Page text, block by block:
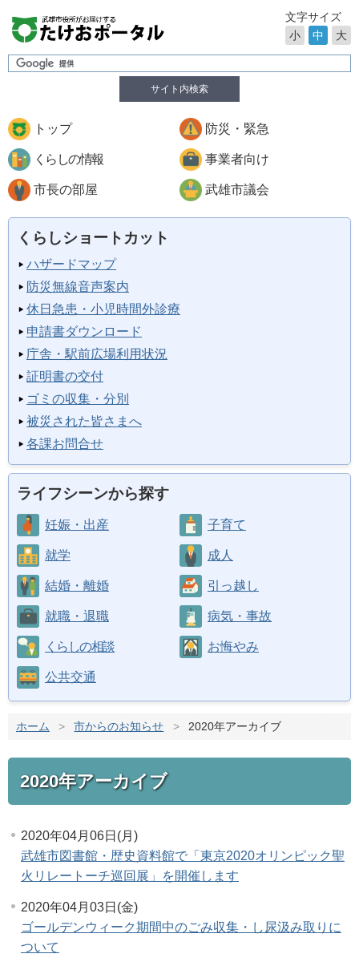
サイト内検索
文字サイズ
小
中 大
トップ 防災・緊急
くらしの情報 事業者向け
市長の部屋 武雄市議会
くらしショートカット
ハザードマップ
防災無線音声案内
休日急患・小児時間外診療
申請書ダウンロード
庁舎・駅前広場利用状況
証明書の交付
ゴミの収集・分別
被災された皆さまへ
各課お問合せ
ライフシーンから探す
妊娠・出産 子育て
就学 成人
結婚・離婚 引っ越し
就職・退職 病気・事故
くらしの相談 お悔やみ
公共交通
ホーム > 市からのお知らせ > 2020年アーカイブ
2020年アーカイブ
2020年04月06日(月)
武雄市図書館・歴史資料館で「東京2020オリンピック聖
火リレートーチ巡回展」を開催します
2020年04月03日(金)
ゴールデンウィーク期間中のごみ収集・し尿汲み取りに
ついて